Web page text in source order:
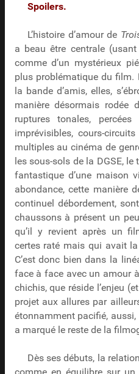
Spoilers.
L’histoire d’amour de
a beau être centrale
comme d’un mystérieux
plus problématique du film.
la bande d’amis, elles,
manière désormais rodée
ruptures tonales,
imprévisibles, cours-
multiples au cinéma de
les sous-sols de la DGSE,
fantastique d’une maison
abondance, cette manière
continuel débordement,
chaussons à présent un
qu’il y revient après un
certes raté mais qui avait la
C’est donc bien dans la
face à face avec un amour
chichis, que réside l’enjeu
projet aux allures par
étonnamment pacifié,
a marqué le reste de la
Dès ses débuts, la